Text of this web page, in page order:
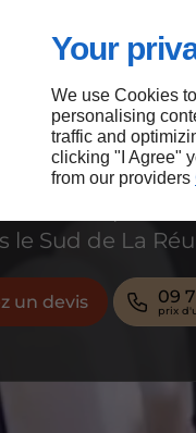
Your
We use Cookies
personalising
traffic and
clicking "I Agree"
from our providers
la conception
le Sud de La
un devis 09